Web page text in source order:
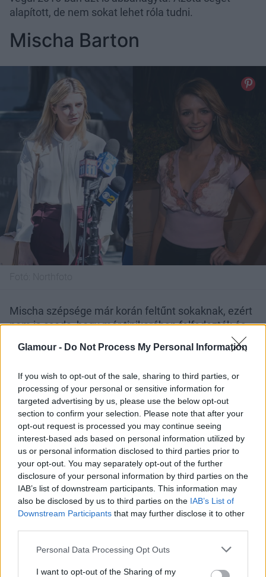
Glamour - Do Not Process My Personal Information
If you wish to opt-out of the sale, sharing to third parties, or
processing of your personal or sensitive information for
targeted advertising by us, please use the below opt-out
section to confirm your selection. Please note that after your
opt-out request is processed you may continue seeing
interest-based ads based on personal information utilized by
us or personal information disclosed to third parties prior to
your opt-out. You may separately opt-out of the further
disclosure of your personal information by third parties on the
IAB’s list of downstream participants. This information may
also be disclosed by us to third parties on the IAB’s List of
Downstream Participants that may further disclose it to other
Please note that this website/app uses one or more Google
not limited to your visit or usage behaviour. You may click to
Personal Data Processing Opt Outs
I want to opt-out of the Sharing of my
alapított, de nem sokat lehet róla tudni.
Mischa Barton
Mischa szépsége már korán feltűnt sokaknak, ezért
nem is csoda, hogy már tinikorában felfedezték és
modellkedni kezdett. Nem sokkal később, 1994-ben
már a BBC-n évekig futó All My Children című
szerepet kapott, például a Hatodik érzék című
filmben is feltűnt, de az áttörést a Narancsvidék
című sorozat hozta meg számára. Mischa a mai
napig nem tűnt el teljesen a képernyőről és több kis
szerepet osztottak rá az elmúlt években, de sokak
szerint többre vihette volna. Karrierjét gátolta, hogy
keményen drogozott, súlyos depresszióval küzdött
és többször megpróbált véget vetni az életének.
Jake Lloyd